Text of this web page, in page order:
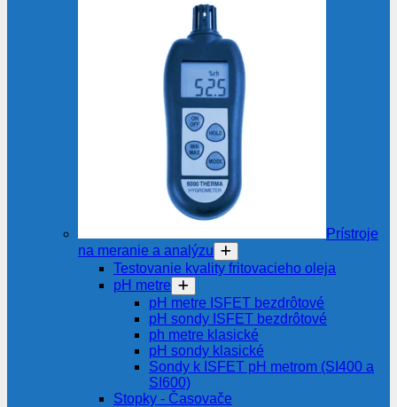
Prístroje
na meranie a analýzu
Testovanie kvality fritovacieho oleja
pH metre
pH metre ISFET bezdrôtové
pH sondy ISFET bezdrôtové
ph metre klasické
pH sondy klasické
Sondy k ISFET pH metrom (SI400 a
SI600)
Stopky - Časovače